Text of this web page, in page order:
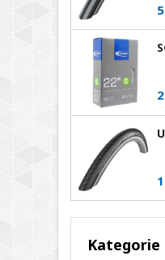
Kategorie